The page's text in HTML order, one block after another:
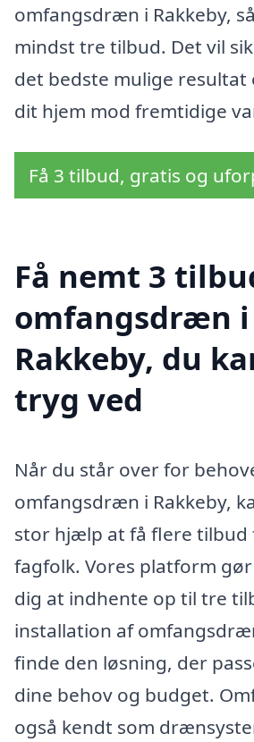
omfangsdræn i Rakkeby,
mindst tre tilbud. Det vil
det bedste mulige
dit hjem mod fremtidige
Få 3 tilbud, gratis og
Få nemt 3
omfangsdræn i
Rakkeby, du
tryg ved
Når du står over for
omfangsdræn i Rakkeby,
stor hjælp at få flere tilbud
fagfolk. Vores platform
dig at indhente op til tre
installation af
finde den løsning, der
dine behov og budget.
også kendt som